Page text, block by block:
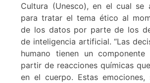
Cultura (Unesco), en el cual se
para tratar el tema ético al
de los datos por parte de los
de inteligencia artificial. “Las
humano tienen un componente
partir de reacciones químicas
en el cuerpo. Estas